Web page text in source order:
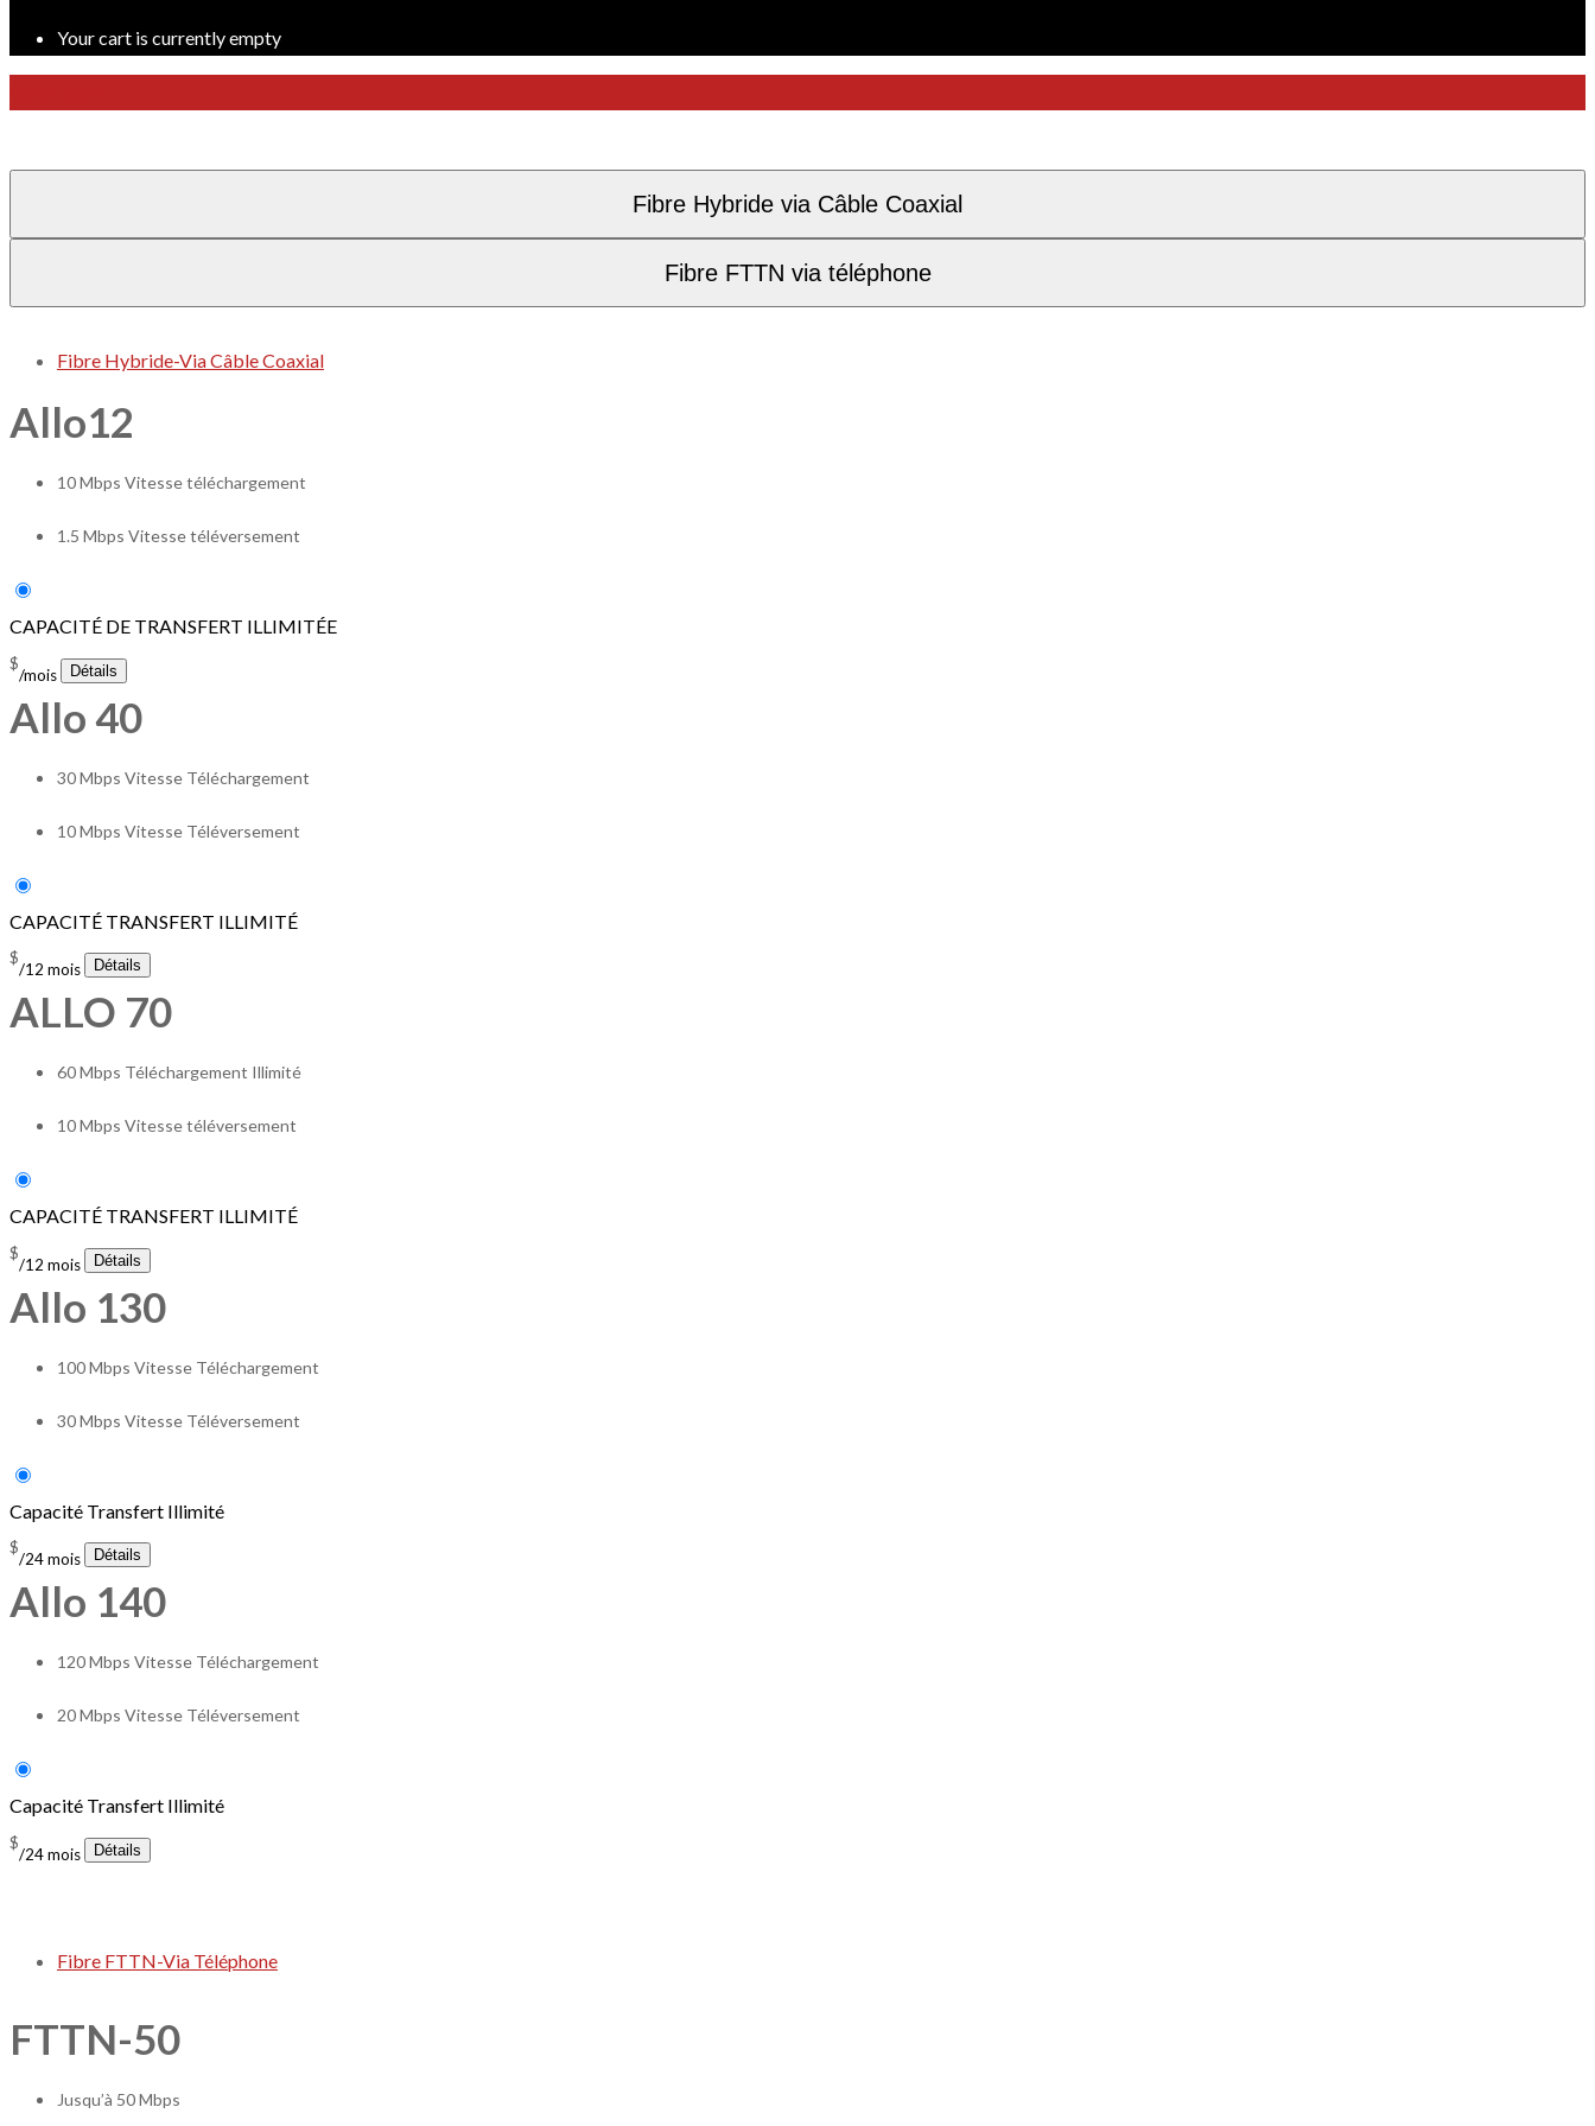
Your cart is currently empty
Fibre Hybride via Câble Coaxial
Fibre FTTN via téléphone
Fibre Hybride-Via Câble Coaxial
Allo12
10 Mbps Vitesse téléchargement
1.5 Mbps Vitesse téléversement
CAPACITÉ DE TRANSFERT ILLIMITÉE
$
/mois
Allo 40
30 Mbps Vitesse Téléchargement
10 Mbps Vitesse Téléversement
CAPACITÉ TRANSFERT ILLIMITÉ
$
/12 mois
ALLO 70
60 Mbps Téléchargement Illimité
10 Mbps Vitesse téléversement
CAPACITÉ TRANSFERT ILLIMITÉ
$
/12 mois
Allo 130
100 Mbps Vitesse Téléchargement
30 Mbps Vitesse Téléversement
Capacité Transfert Illimité
$
/24 mois
Allo 140
120 Mbps Vitesse Téléchargement
20 Mbps Vitesse Téléversement
Capacité Transfert Illimité
$
/24 mois
Fibre FTTN-Via Téléphone
FTTN-50
Jusqu’à 50 Mbps